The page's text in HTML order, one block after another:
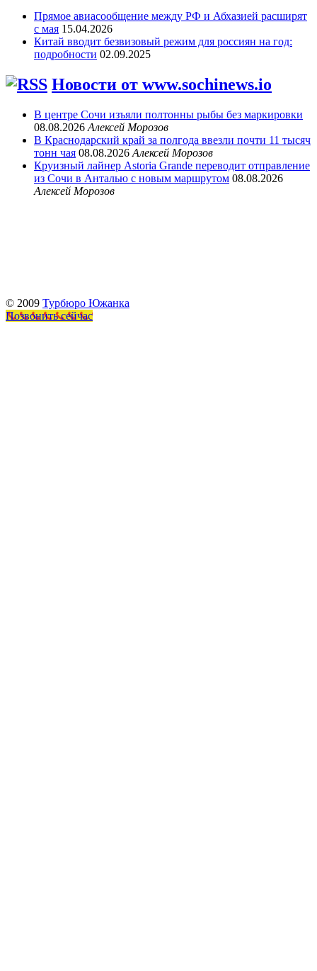
Прямое авиасообщение между РФ и Абхазией расширят
с мая 15.04.2026
Китай вводит безвизовый режим для россиян на год:
подробности 02.09.2025
Новости от www.sochinews.io
В центре Сочи изъяли полтонны рыбы без маркировки
08.08.2026 Алексей Морозов
В Краснодарский край за полгода ввезли почти 11 тысяч
тонн чая 08.08.2026 Алексей Морозов
Круизный лайнер Astoria Grande переводит отправление
из Сочи в Анталью с новым маршрутом 08.08.2026
Алексей Морозов
© 2009 Турбюро Южанка
Позвонить сейчас